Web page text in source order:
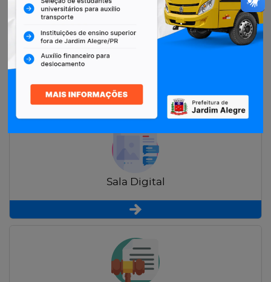
Restituição de Contribuintes
Sala Digital